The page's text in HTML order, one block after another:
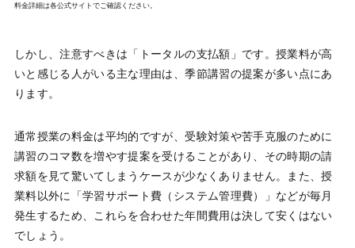
料金詳細は各公式サイトでご確認ください。
しかし、注意すべきは「トータルの支払額」です。授業料が高
いと感じる人がいる主な理由は、季節講習の提案が多い点にあ
ります。
通常授業の料金は平均的ですが、受験対策や苦手克服のために
講習のコマ数を増やす提案を受けることがあり、その時期の請
求額を見て驚いてしまうケースが少なくありません。また、授
業料以外に「学習サポート費（システム管理費）」などが毎月
発生するため、これらを合わせた年間費用は決して安くはない
でしょう。